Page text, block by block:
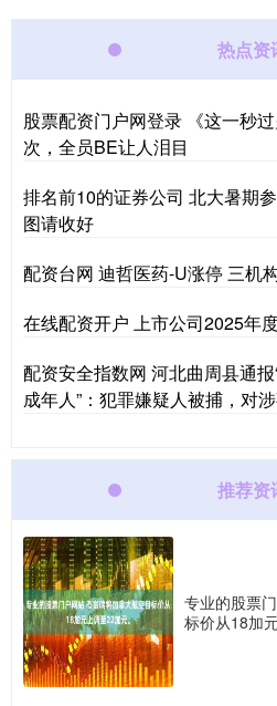
热点资
股票配资门户网登录 《这一秒
次，全员BE让人泪目
排名前10的证券公司 北大暑期
图请收好
配资台网 迪哲医药-U涨停 三机
在线配资开户 上市公司2025年
配资安全指数网 河北曲周县通
成年人”：犯罪嫌疑人被捕，对
推荐资
专业的股票
标价从18加